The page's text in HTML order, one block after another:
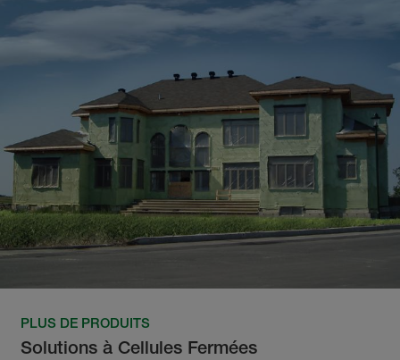
PLUS DE PRODUITS
Solutions à Cellules Fermées